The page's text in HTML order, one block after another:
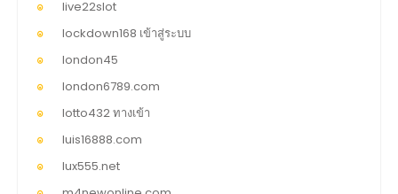
live22slot
lockdown168 เข้าสู่ระบบ
london45
london6789.com
lotto432 ทางเข้า
luis16888.com
lux555.net